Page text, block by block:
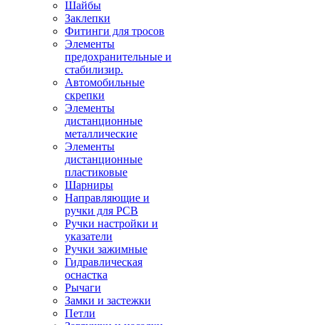
Шайбы
Заклепки
Фитинги для тросов
Элементы
предохранительные и
стабилизир.
Автомобильные
скрепки
Элементы
дистанционные
металлические
Элементы
дистанционные
пластиковые
Шарниры
Направляющие и
ручки для PCB
Ручки настройки и
указатели
Ручки зажимные
Гидравлическая
оснастка
Рычаги
Замки и застежки
Петли